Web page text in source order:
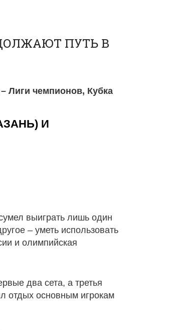
ПУТЬ В
Лиги чемпионов, Кубка
И
выиграть лишь один
– уметь использовать
и олимпийская
два сета, а третья
отдых основным игрокам